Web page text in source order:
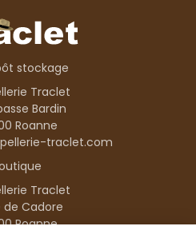
stockage
Traclet
Bardin
Roanne
traclet.com
Traclet
de Cadore
Roanne